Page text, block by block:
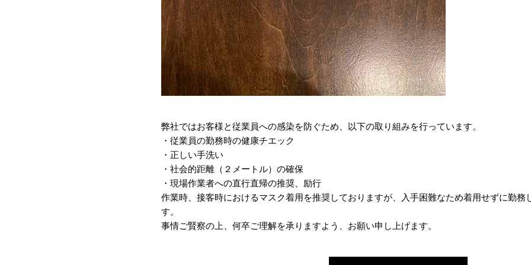
弊社ではお客様と従業員への感染を防ぐため、以下の取り組みを行っています。
・従業員の勤務時の健康チエック
・正しい手洗い
・社会的距離（２メートル）の確保
・現場作業者への直行直帰の推奨、励行
作業時、接客時におけるマスク着用を推奨しておりますが、入手困難なため着用せずに勤務
す。
事情ご賢察の上、何卒ご理解を承りますよう、お願い申し上げます。